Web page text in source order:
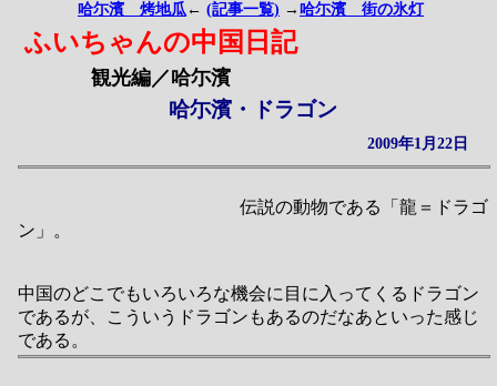
哈尓濱 烤地瓜 ← (記事一覧) → 哈尓濱 街の氷灯
ふいちゃんの中国日記
観光編／哈尓濱
哈尓濱・ドラゴン
2009年1月22日
伝説の動物である「龍＝ドラゴ
ン」。
中国のどこでもいろいろな機会に目に入ってくるドラゴン
であるが、こういうドラゴンもあるのだなあといった感じ
である。